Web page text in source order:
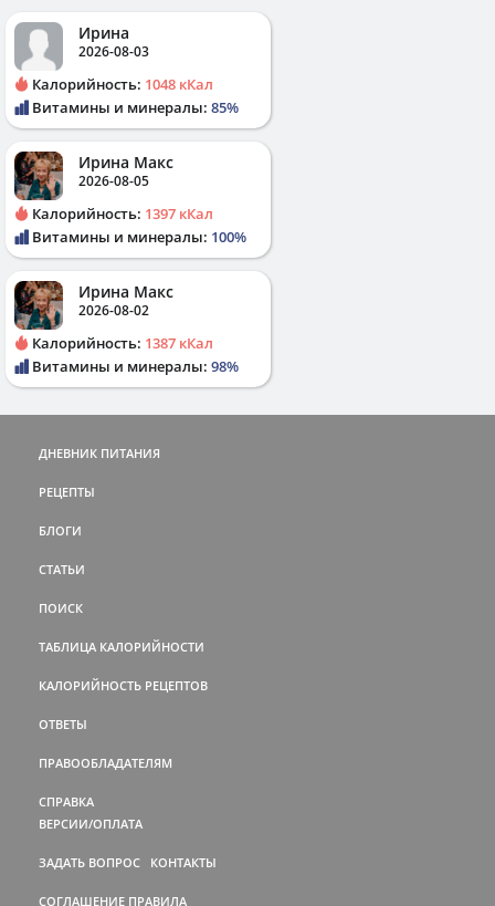
Ирина
2026-08-03
Калорийность: 1048 кКал
Витамины и минералы: 85%
Ирина Макс
2026-08-05
Калорийность: 1397 кКал
Витамины и минералы: 100%
Ирина Макс
2026-08-02
Калорийность: 1387 кКал
Витамины и минералы: 98%
ДНЕВНИК ПИТАНИЯ
РЕЦЕПТЫ
БЛОГИ
СТАТЬИ
ПОИСК
ТАБЛИЦА КАЛОРИЙНОСТИ
КАЛОРИЙНОСТЬ РЕЦЕПТОВ
ОТВЕТЫ
ПРАВООБЛАДАТЕЛЯМ
СПРАВКА
ВЕРСИИ/ОПЛАТА
ЗАДАТЬ ВОПРОС КОНТАКТЫ
СОГЛАШЕНИЕ ПРАВИЛА